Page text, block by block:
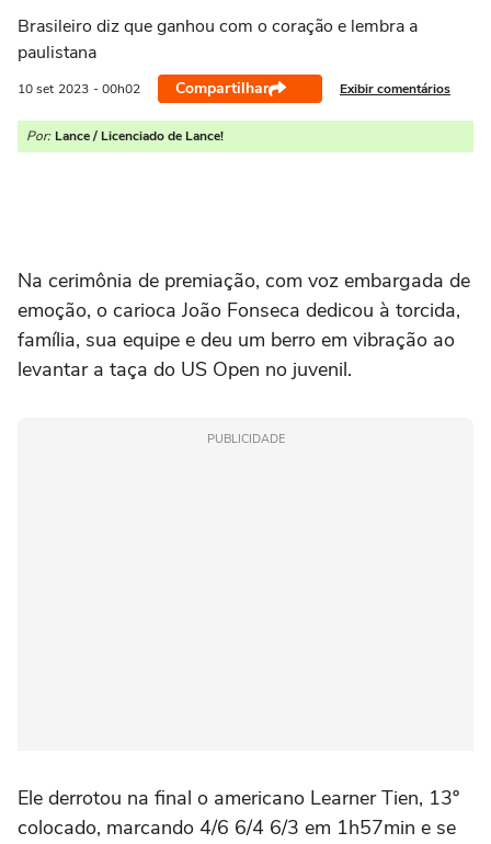
Brasileiro diz que ganhou com o coração e lembra a
paulistana
10 set 2023 - 00h02 Compartilhar Exibir comentários
Por: Lance / Licenciado de Lance!
Na cerimônia de premiação, com voz embargada de
emoção, o carioca João Fonseca dedicou à torcida,
família, sua equipe e deu um berro em vibração ao
levantar a taça do US Open no juvenil.
PUBLICIDADE
Ele derrotou na final o americano Learner Tien, 13º
colocado, marcando 4/6 6/4 6/3 em 1h57min e se